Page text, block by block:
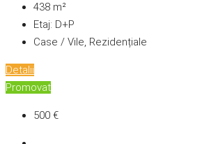
438 m²
Etaj: D+P
Case / Vile, Rezidențiale
Detalii
Promovat
500 €